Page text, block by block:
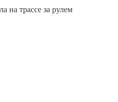
трассе за рулем